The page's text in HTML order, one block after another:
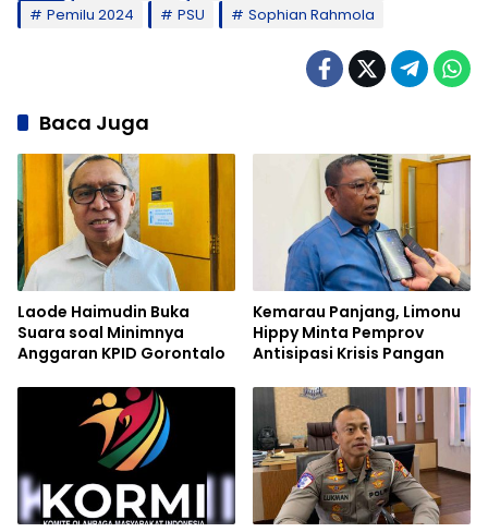
Pemilu 2024
PSU Sophian Rahmola
Baca Juga
Laode Haimudin Buka
Suara soal Minimnya
Anggaran KPID Gorontalo
Kemarau Panjang, Limonu
Hippy Minta Pemprov
Antisipasi Krisis Pangan